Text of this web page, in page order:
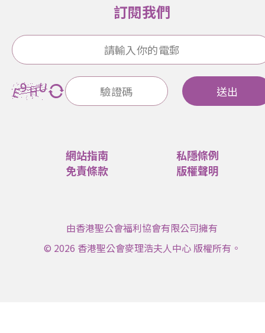
訂閱我們
送出
網站指南
私隱條例
免責條款
版權聲明
由香港聖公會福利協會有限公司擁有
© 2026 香港聖公會麥理浩夫人中心 版權所有。